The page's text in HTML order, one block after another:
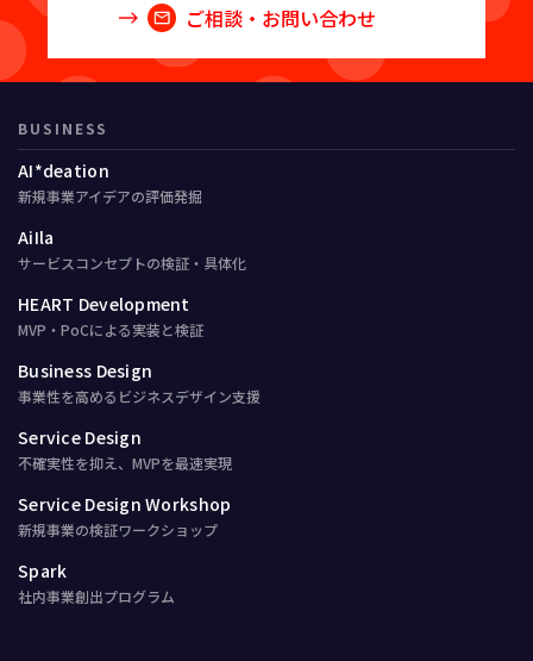
ご相談・お問い合わせ
BUSINESS
AI*deation
新規事業アイデアの評価発掘
AiIla
サービスコンセプトの検証・具体化
HEART Development
MVP・PoCによる実装と検証
Business Design
事業性を高めるビジネスデザイン支援
Service Design
不確実性を抑え、MVPを最速実現
Service Design Workshop
新規事業の検証ワークショップ
Spark
社内事業創出プログラム